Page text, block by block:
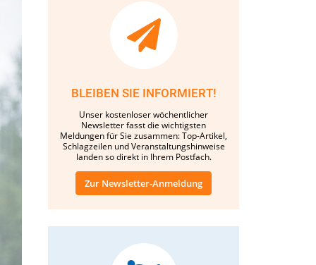
BLEIBEN SIE INFORMIERT!
Unser kostenloser wöchentlicher
Newsletter fasst die wichtigsten
Meldungen für Sie zusammen: Top-Artikel,
Schlagzeilen und Veranstaltungshinweise
landen so direkt in Ihrem Postfach.
Zur Newsletter-Anmeldung